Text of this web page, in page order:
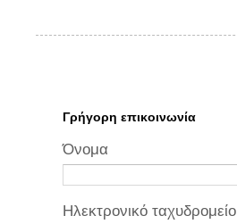
Γρήγορη επικοινωνία
Όνομα
Ηλεκτρονικό ταχυδρομείο